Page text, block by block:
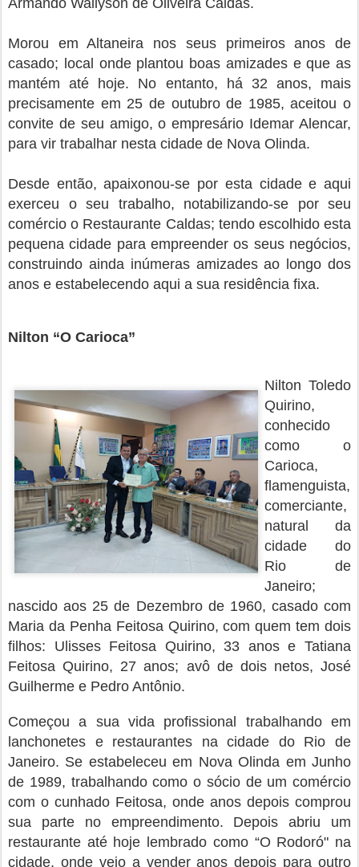
Morou em Altaneira nos seus primeiros anos de
casado; local onde plantou boas amizades e que as
mantém até hoje. No entanto, há 32 anos, mais
precisamente em 25 de outubro de 1985, aceitou o
convite de seu amigo, o empresário Idemar Alencar,
para vir trabalhar nesta cidade de Nova Olinda.
Desde então, apaixonou-se por esta cidade e aqui
exerceu o seu trabalho, notabilizando-se por seu
comércio o Restaurante Caldas; tendo escolhido esta
pequena cidade para empreender os seus negócios,
construindo ainda inúmeras amizades ao longo dos
anos e estabelecendo aqui a sua residência fixa.
Nilton “O Carioca”
Nilton Toledo
Quirino,
conhecido
como o
Carioca,
flamenguista,
comerciante,
natural da
cidade do
Rio de
Janeiro;
nascido aos 25 de Dezembro de 1960, casado com
Maria da Penha Feitosa Quirino, com quem tem dois
filhos: Ulisses Feitosa Quirino, 33 anos e Tatiana
Feitosa Quirino, 27 anos; avô de dois netos, José
Guilherme e Pedro Antônio.
Começou a sua vida profissional trabalhando em
lanchonetes e restaurantes na cidade do Rio de
Janeiro. Se estabeleceu em Nova Olinda em Junho
de 1989, trabalhando como o sócio de um comércio
com o cunhado Feitosa, onde anos depois comprou
sua parte no empreendimento. Depois abriu um
restaurante até hoje lembrado como “O Rodoró" na
cidade, onde veio a vender anos depois para outro